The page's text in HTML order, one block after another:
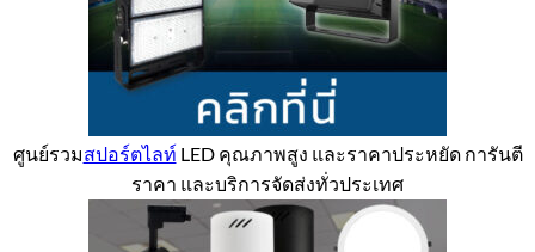
ศูนย์รวมสปอร์ตไลท์ LED คุณภาพสูง และราคาประหยัด การันตี
ราคา และบริการจัดส่งทั่วประเทศ